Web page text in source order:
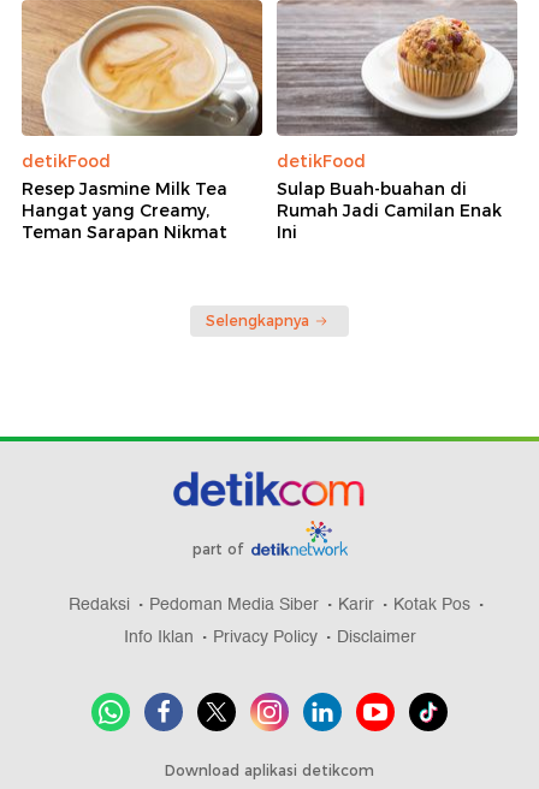
detikFood
Resep Jasmine Milk Tea
Hangat yang Creamy,
Teman Sarapan Nikmat
detikFood
Sulap Buah-buahan di
Rumah Jadi Camilan Enak
Ini
Selengkapnya
part of
Redaksi Pedoman Media Siber Karir
Kotak Pos
Info Iklan
Privacy Policy Disclaimer
Download aplikasi detikcom